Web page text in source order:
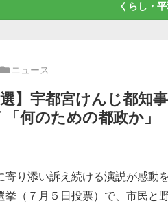
くらし・
ニュース
選】宇都宮けんじ都知
「何のための都政か」
寄り添い訴え続ける演説が感動
挙（７月５日投票）で、市民と